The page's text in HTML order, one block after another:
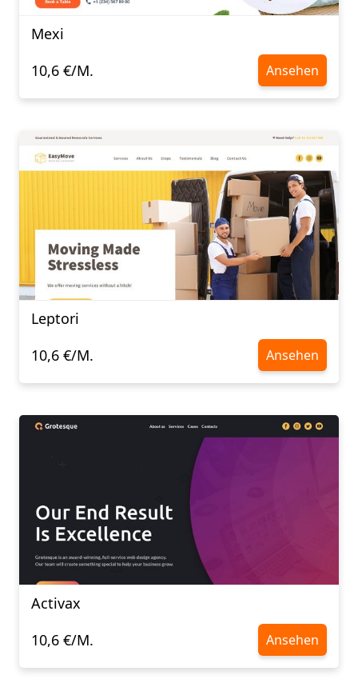
Mexi
10,6 €/M.
Ansehen
Leptori
10,6 €/M.
Ansehen
Activax
10,6 €/M.
Ansehen